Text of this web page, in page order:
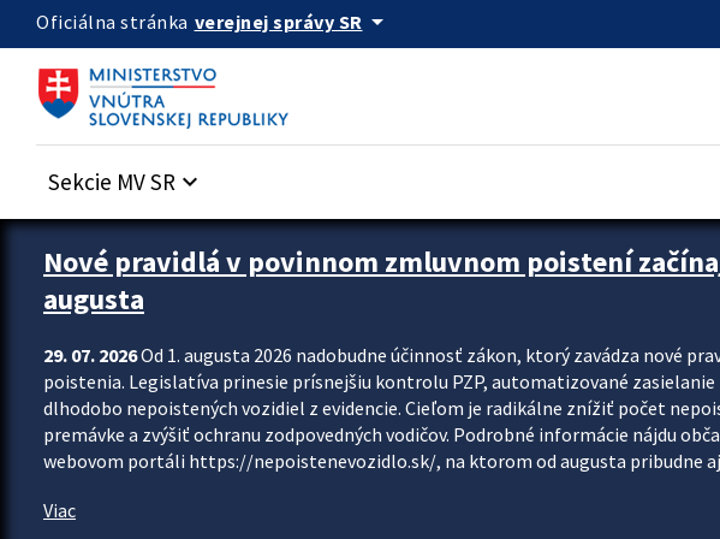
Preskocit na hlavný obsah
Oficiálna stránka verejnej správy SR arrow_drop_down
Sekcie MV SR keyboard_arrow_down
Zastavit automatický posun upútavok
Nové pravidlá v povinnom zmluvnom poistení
augusta
29. 07. 2026Od 1. augusta 2026 nadobudne účinnosť zákon, ktorý zavádza nové
poistenia. Legislatíva prinesie prísnejšiu kontrolu PZP, automatizované zasielanie
dlhodobo nepoistených vozidiel z evidencie. Cieľom je radikálne znížiť počet
premávke a zvýšiť ochranu zodpovedných vodičov. Podrobné informácie nájdu
webovom portáli https://nepoistenevozidlo.sk/, na ktorom od augusta pribudne
Viac